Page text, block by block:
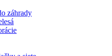
záhrady